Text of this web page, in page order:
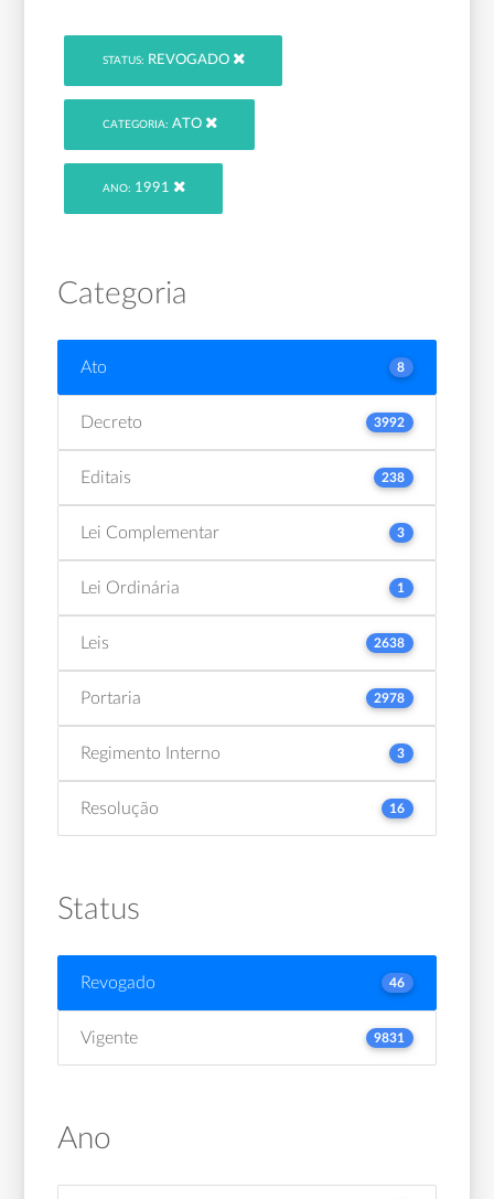
STATUS: REVOGADO
CATEGORIA: ATO
ANO: 1991
Categoria
Ato 8
Decreto 3992
Editais 238
Lei Complementar 3
Lei Ordinária 1
Leis 2638
Portaria 2978
Regimento Interno 3
Resolução 16
Status
Revogado 46
Vigente 9831
Ano